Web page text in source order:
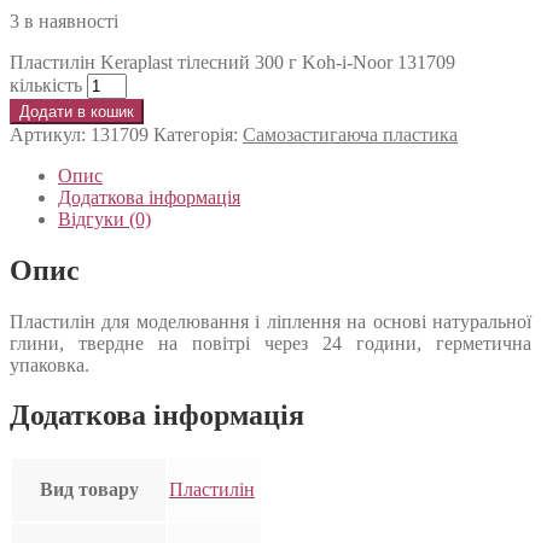
3 в наявності
Пластилін Keraplast тілесний 300 г Koh-i-Noor 131709
кількість
Додати в кошик
Артикул: 131709 Категорія: Самозастигаюча пластика
Опис
Додаткова інформація
Відгуки (0)
Опис
Пластилін для моделювання і ліплення на основі натуральної
глини, твердне на повітрі через 24 години, герметична
упаковка.
Додаткова інформація
Вид товару Пластилін